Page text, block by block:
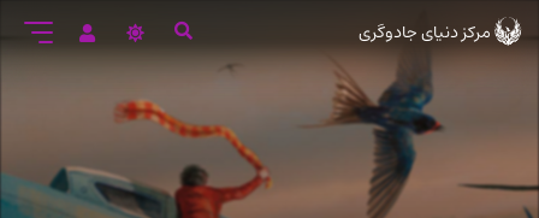
ورود
به
مرکز دنیای جادوگری